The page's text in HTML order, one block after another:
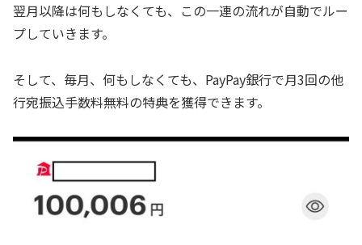
翌月以降は何もしなくても、この一連の流れが自動でルー
プしていきます。
そして、毎月、何もしなくても、PayPay銀行で月3回の他
行宛振込手数料無料の特典を獲得できます。